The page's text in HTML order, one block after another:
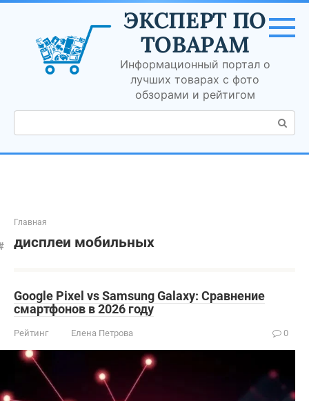
Перейти
контенту
ЭКСПЕРТ ПО
ТОВАРАМ
Информационный портал о
лучших товарах с фото
обзорами и рейтигом
Поиск:
Главная
дисплеи мобильных
Google Pixel vs Samsung Galaxy: Сравнение
смартфонов в 2026 году
Рейтинг Елена Петрова 0